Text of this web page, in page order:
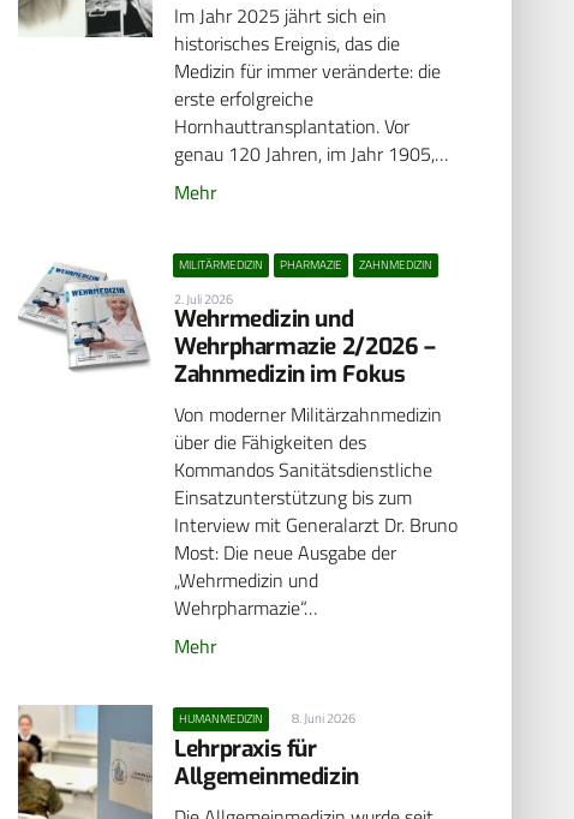
Im Jahr 2025 jährt sich ein
historisches Ereignis, das die
Medizin für immer veränderte: die
erste erfolgreiche
Hornhauttransplantation. Vor
genau 120 Jahren, im Jahr 1905,…
Mehr
MILITÄRMEDIZIN PHARMAZIE ZAHNMEDIZIN
2. Juli 2026
Wehrmedizin und
Wehrpharmazie 2/2026 –
Zahnmedizin im Fokus
Von moderner Militärzahnmedizin
über die Fähigkeiten des
Kommandos Sanitätsdienstliche
Einsatzunterstützung bis zum
Interview mit Generalarzt Dr. Bruno
Most: Die neue Ausgabe der
„Wehrmedizin und
Wehrpharmazie“…
Mehr
HUMANMEDIZIN 8. Juni 2026
Lehrpraxis für
Allgemeinmedizin